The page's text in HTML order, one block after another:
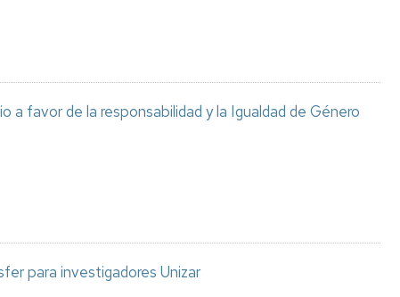
a favor de la responsabilidad y la Igualdad de Género
para investigadores Unizar